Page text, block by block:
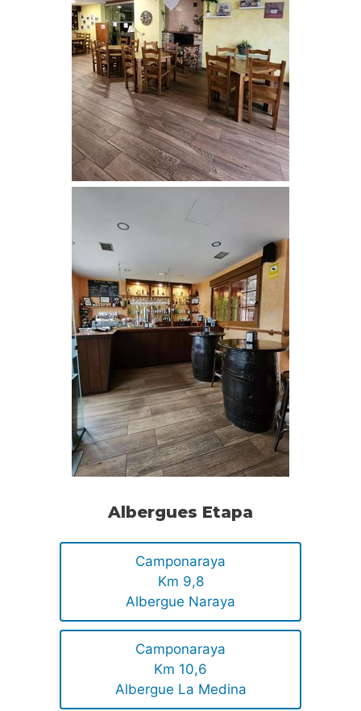
Albergues Etapa
Camponaraya
Km 9,8
Albergue Naraya
Camponaraya
Km 10,6
Albergue La Medina